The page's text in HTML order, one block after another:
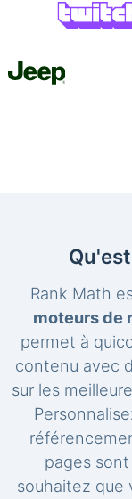
Rank Math
moteurs de
permet à
contenu avec
sur les
pages
souhaitez que